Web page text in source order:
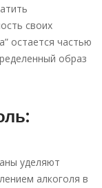
своих
остается частью
образ
уделяют
алкоголя в